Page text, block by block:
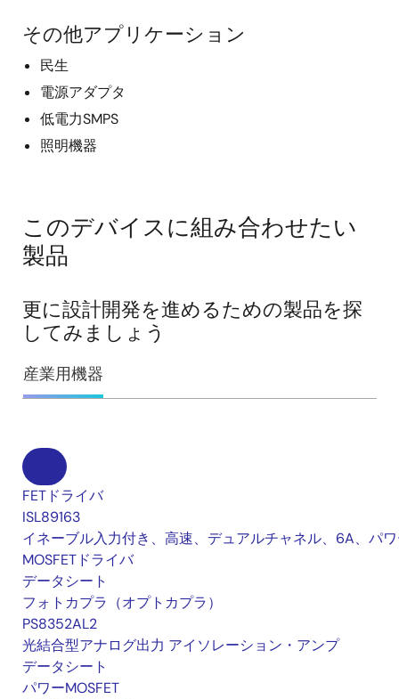
その他アプリケーション
民生
電源アダプタ
低電力SMPS
照明機器
このデバイスに組み合わせたい
製品
更に設計開発を進めるための製品を探
してみましょう
産業用機器
FETドライバ
ISL89163
イネーブル入力付き、高速、デュアルチャネル、6A、パ
MOSFETドライバ
データシート
フォトカプラ（オプトカプラ）
PS8352AL2
光結合型アナログ出力 アイソレーション・アンプ
データシート
パワーMOSFET